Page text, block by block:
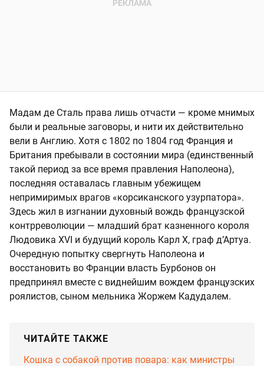
Мадам де Сталь права лишь отчасти — кроме мнимых
были и реальные заговоры, и нити их действительно
вели в Англию. Хотя с 1802 по 1804 год Франция и
Британия пребывали в состоянии мира (единственный
такой период за все время правления Наполеона),
последняя оставалась главным убежищем
непримиримых врагов «корсиканского узурпатора».
Здесь жил в изгнании духовный вождь французской
контрреволюции — младший брат казненного короля
Людовика XVI и будущий король Карл Х, граф д’Артуа.
Очередную попытку свергнуть Наполеона и
восстановить во Франции власть Бурбонов он
предпринял вместе с виднейшим вождем французских
роялистов, сыном мельника Жоржем Кадудалем.
ЧИТАЙТЕ ТАКЖЕ
Кошка с собакой против повара: как министры